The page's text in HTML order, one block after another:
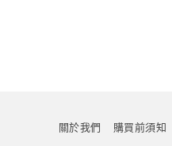
關於我們 購買前須知